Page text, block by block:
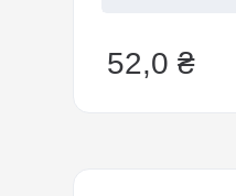
52,0 ₴